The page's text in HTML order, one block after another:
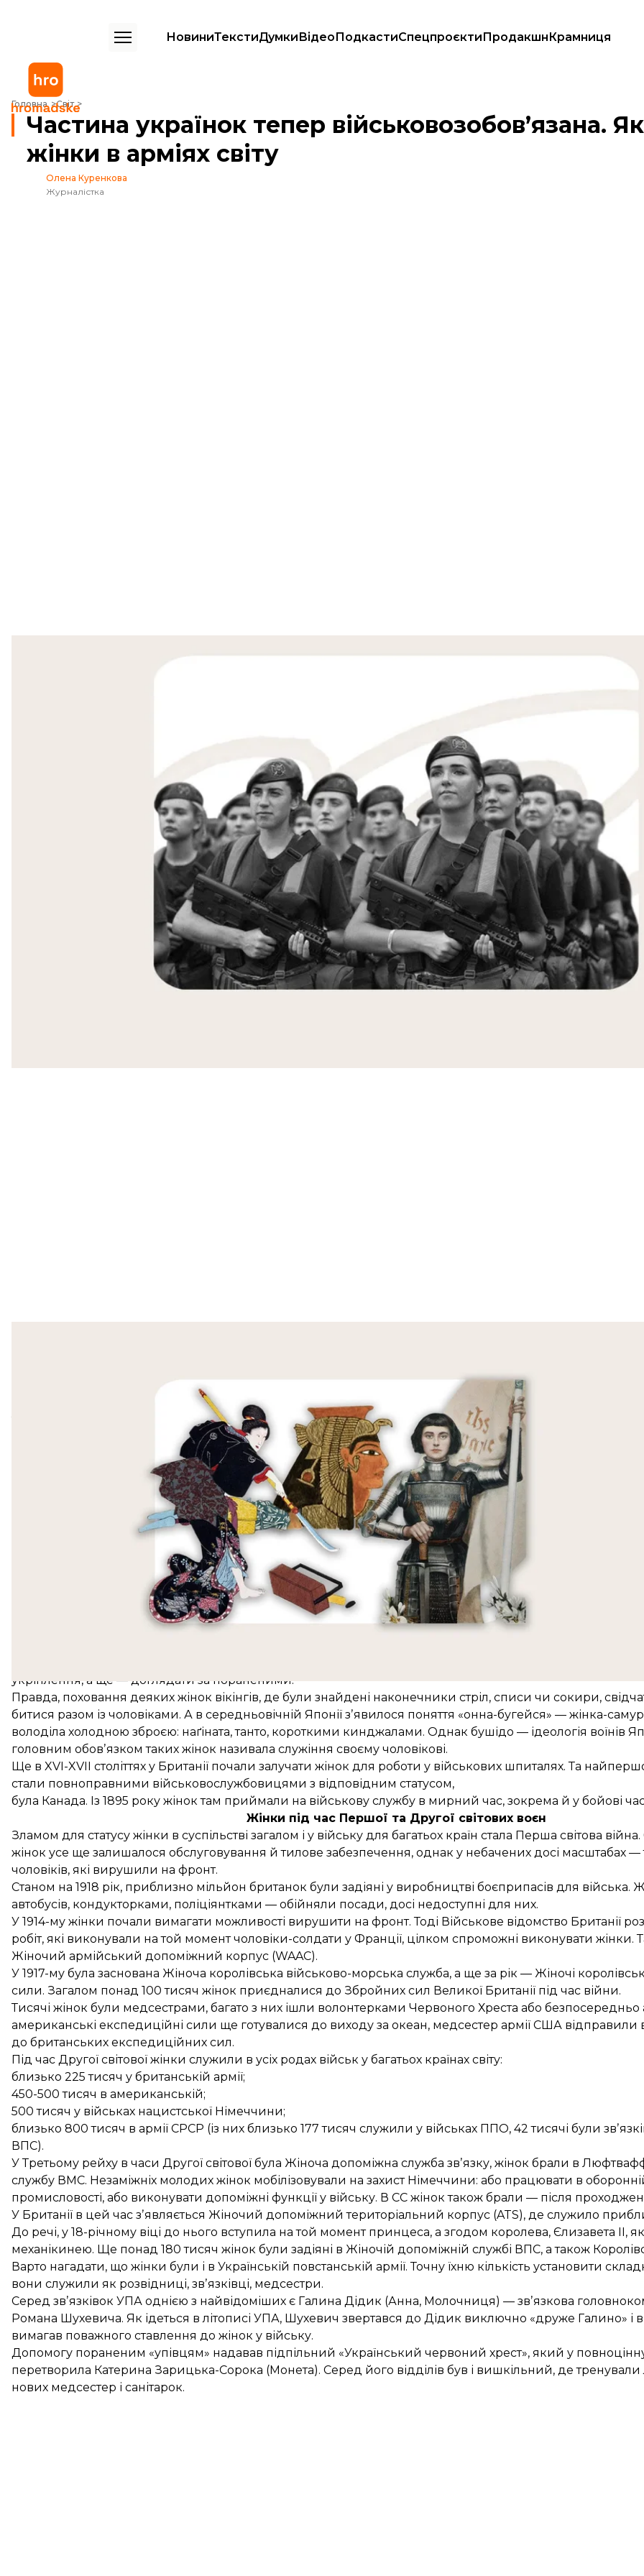
НовиниТекстиДумкиВідеоПодкастиСпецпроєктиПродакшнКрамниця
Головна Світ
Частина українок тепер військовозобовʼязана. Як служать жінки в арміях світу
Частина українок тепер військовозобовʼязана.
жінки в арміях світу
Олена Куренкова
Журналістка
У Збройних силах України вже
Гендерний паритет у війську — це те, чим поки що не може похвалитися жодна країна світу. Однак
наближаються до рівності у вимогах до жінок і чоловіків, а також — відкривають жінкам доступ на
Які чинники впливають на цей процес і чому поки що жінки не служать нарівні з чоловіками —
напис на
Ахотеп І, яка померла ще в далекому 1530 році до н.е. Саме її згадують як першу жінку-войовницю в
чоловіка Ахотеп перейняла правління країною та успішно вигнала повстанців із земель Єгипту.
Те, що вона була шанованою воєначальницею, підкріплює і знахідка з її поховання — намисто з трьома
розміром із долоню, які символізували військову честь.
Хатшепсут — більш відома єгипетська фараонка, яка жила століттям пізніше,провела
щонайменше
і, кажуть, безпосередньо очолювала свої війська й віддавала накази на полі бою.
У войовничих єгипетських лідерок, звісно, було багато послідовниць. У «Повісті минулих літ» є згадки
войовничих кочівниць — амазонок. У давніх кельтів жінки часто брали участь у війнах на рівні з
Стародавньому Римі жінки хоч і не брали участь у військових походах, однак могли бути гладіаторками.
Звісно, згадується і 17-річна Жанна Дʼарк, яка зняла облогу Орлеана під час Столітньої війни. Але
історію античності й середніх віків, помітно: жінки на чолі армій або просто в їхньому складі були
Історики найчастіше наводять дві опції участі жінок у середньовічних війнах. По-перше: військові
кампаніями й заможні аристократки
долучалисядо їхнього фінансування. По-друге: жінки часто
цих походах і фактичновиконували
свої звичні «домашні» функції, але тепер у польових таборах.
Однак на прикордонних територіях Середньовічної Європи, де була постійна загроза нападу чи
гендерні ролі часом стиралися: жінки на рівні з чоловіками могли гасити пожежі, копати оборонні
укріплення, а ще — доглядати за пораненими.
Правда, поховання деяких жінок вікінгів, де були знайдені наконечники стріл, списи чи сокири,
битися разом із чоловіками. А в середньовічній Японії зʼявилося поняття «онна-бугейся» — жінка-
володіла холодною зброєю: наґіната, танто, короткими кинджалами. Однак бушідо — ідеологія воїнів
головним обовʼязком таких жінок називала служіння своєму чоловікові.
Ще в XVI-XVII століттях у Британії почали залучати жінок для роботи у військових шпиталях. Та
стали повноправними військовослужбовицями з відповідним статусом,
була Канада. Із 1895 року жінок там приймали на військову службу в мирний час, зокрема й у бойові
Жінки під час Першої та Другої світових воєн
Зламом для статусу жінки в суспільстві загалом і у війську для багатьох країн стала Перша світова
жінок усе ще залишалося обслуговування й тилове забезпечення, однак у небачених досі масштабах —
чоловіків, які вирушили на фронт.
Станом на 1918 рік, приблизно мільйон британок були задіяні у виробництві боєприпасів для війська.
автобусів, кондукторками, поліціянтками — обійняли посади, досі недоступні для них.
У 1914-му жінки почали вимагати можливості вирушити на фронт. Тоді Військове відомство Британії
робіт, які виконували на той момент чоловіки-солдати у Франції, цілком спроможні виконувати жінки.
Жіночий армійський допоміжний корпус (WAAC).
У 1917-му була заснована Жіноча королівська військово-морська служба, а ще за рік — Жіночі
сили. Загалом понад 100 тисяч жінок приєдналися до Збройних сил Великої Британії під час війни.
Тисячі жінок були медсестрами, багато з них ішли волонтерками Червоного Хреста або
американські експедиційні сили ще готувалися до виходу за океан, медсестер армії США відправили
до британських експедиційних сил.
Під час Другої світової жінки служили в усіх родах військ у багатьох країнах світу:
близько 225 тисяч у британській армії;
450-500 тисяч в американській;
500 тисяч у військах нацистської Німеччини;
близько 800 тисяч в армії СРСР (із них близько 177 тисяч служили у військах ППО, 42 тисячі були
ВПС).
У Третьому рейху в часи Другої світової була Жіноча допоміжна служба звʼязку, жінок брали в
службу ВМС. Незаміжніх молодих жінок мобілізовували на захист Німеччини: або працювати в
промисловості, або виконувати допоміжні функції у війську. В СС жінок також брали — після
У Британії в цей час зʼявляється Жіночий допоміжний територіальний корпус (ATS), де служило
До речі, у 18-річному віці до нього вступила на той момент принцеса, а згодом королева, Єлизавета ІІ,
механікинею. Ще понад 180 тисяч жінок були задіяні в Жіночій допоміжній службі ВПС, а також
Варто нагадати, що жінки були і в Українській повстанській армії. Точну їхню кількість установити
вони служили як розвідниці, звʼязківці, медсестри.
Серед звʼязківок УПА однією з найвідоміших є Галина Дідик (Анна, Молочниця) — звʼязкова
Романа Шухевича. Як ідеться в літописі УПА, Шухевич звертався до Дідик виключно «друже Галино» і
вимагав поважного ставлення до жінок у війську.
Допомогу пораненим «упівцям» надавав підпільний «Український червоний хрест», який у
перетворила Катерина Зарицька-Сорока (Монета). Серед його відділів був і вишкільний, де тренували
нових медсестер і санітарок.